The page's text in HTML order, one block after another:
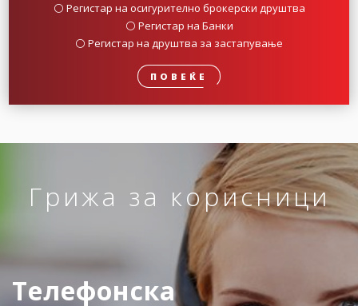
⚪️ Регистар на осигурително брокерски друштва
⚪️ Регистар на Банки
⚪️ Регистар на друштва за застапување
ПОВЕЌЕ
Грижа за корисници
Телефонска